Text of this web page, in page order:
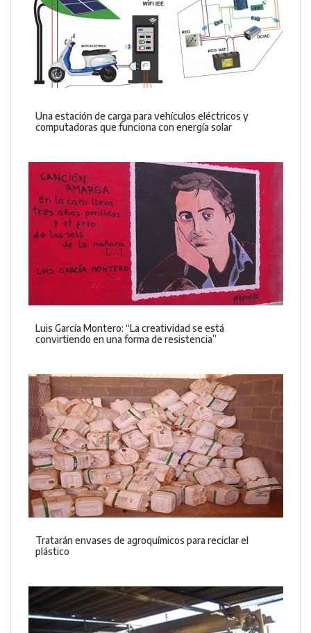
Una estación de carga para vehículos eléctricos y
computadoras que funciona con energía solar
Luis García Montero: “La creatividad se está
convirtiendo en una forma de resistencia”
Tratarán envases de agroquímicos para reciclar el
plástico